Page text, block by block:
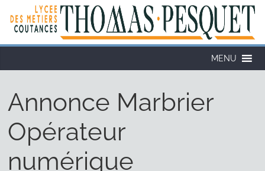
MENU
Annonce Marbrier
Opérateur
numérique